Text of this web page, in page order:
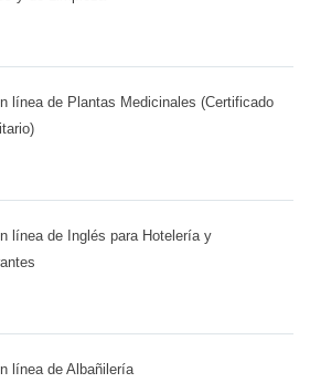
línea de Plantas Medicinales (Certificado
línea de Inglés para Hotelería y
línea de Albañilería